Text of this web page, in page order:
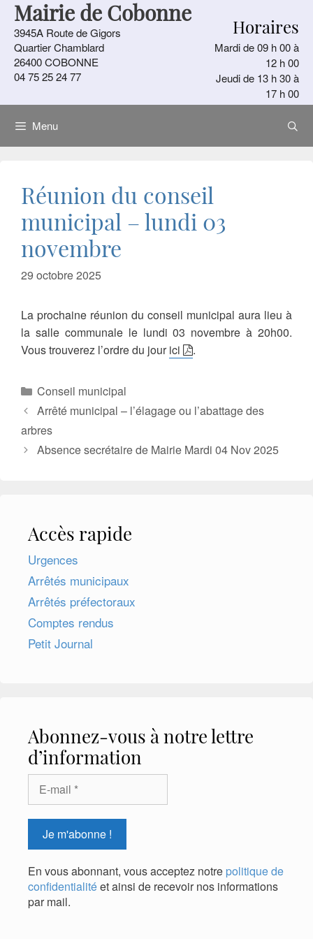
Aller
contenu
Mairie de Cobonne
3945A Route de Gigors
Quartier Chamblard
26400 COBONNE
04 75 25 24 77
Horaires
Mardi de 09 h 00 à
12 h 00
Jeudi de 13 h 30 à
17 h 00
Menu
Réunion du conseil
municipal – lundi 03
novembre
29 octobre 2025
La prochaine réunion du conseil municipal aura lieu à
la salle communale le lundi 03 novembre à 20h00.
Vous trouverez l’ordre du jourici .
Catégories
Conseil municipal
Arrêté municipal – l’élagage ou l’abattage des
arbres
Absence secrétaire de Mairie Mardi 04 Nov 2025
Accès rapide
Urgences
Arrêtés municipaux
Arrêtés préfectoraux
Comptes rendus
Petit Journal
Abonnez-vous à notre lettre
d’information
En vous abonnant, vous acceptez notre politique de
confidentialitéet ainsi de recevoir nos informations
par mail.